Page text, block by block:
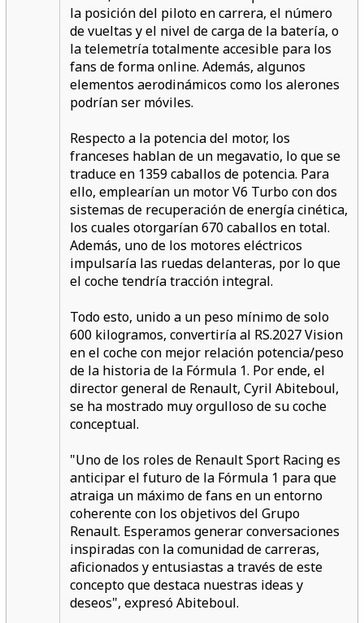
la posición del piloto en carrera, el número
de vueltas y el nivel de carga de la batería, o
la telemetría totalmente accesible para los
fans de forma online. Además, algunos
elementos aerodinámicos como los alerones
podrían ser móviles.
Respecto a la potencia del motor, los
franceses hablan de un megavatio, lo que se
traduce en 1359 caballos de potencia. Para
ello, emplearían un motor V6 Turbo con dos
sistemas de recuperación de energía cinética,
los cuales otorgarían 670 caballos en total.
Además, uno de los motores eléctricos
impulsaría las ruedas delanteras, por lo que
el coche tendría tracción integral.
Todo esto, unido a un peso mínimo de solo
600 kilogramos, convertiría al RS.2027 Vision
en el coche con mejor relación potencia/peso
de la historia de la Fórmula 1. Por ende, el
director general de Renault, Cyril Abiteboul,
se ha mostrado muy orgulloso de su coche
conceptual.
"Uno de los roles de Renault Sport Racing es
anticipar el futuro de la Fórmula 1 para que
atraiga un máximo de fans en un entorno
coherente con los objetivos del Grupo
Renault. Esperamos generar conversaciones
inspiradas con la comunidad de carreras,
aficionados y entusiastas a través de este
concepto que destaca nuestras ideas y
deseos", expresó Abiteboul.